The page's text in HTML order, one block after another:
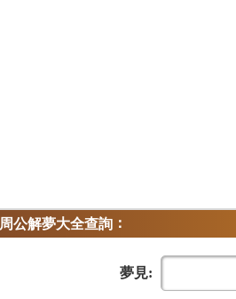
周公解夢大全查詢 ：
夢見: